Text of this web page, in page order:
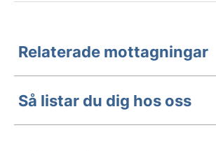
Relaterade mottagningar
Så listar du dig hos oss